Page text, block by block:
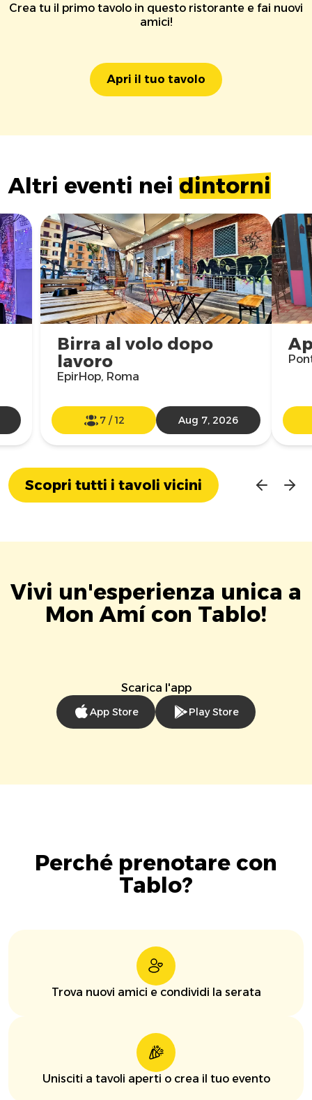
Crea tu il primo tavolo in questo ristorante e fai nuovi
amici!
Apri il tuo tavolo
Altri eventi nei dintorni
Birra al volo dopo
lavoro
EpirHop, Roma
7 /12 Aug 7, 2026
Scopri tutti i tavoli vicini
Vivi un'esperienza unica a
Mon Amí con Tablo!
Scarica l'app
App Store Play Store
Perché prenotare con
Tablo?
Trova nuovi amici e condividi la serata
Unisciti a tavoli aperti o crea il tuo evento